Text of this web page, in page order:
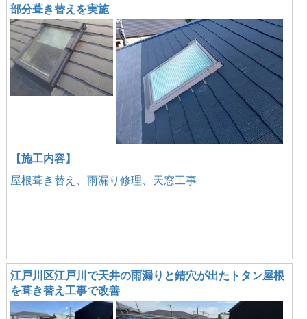
部分葺き替えを実施
【施工内容】
屋根葺き替え、雨漏り修理、天窓工事
江戸川区江戸川で天井の雨漏りと錆穴が出たトタン屋根
を葺き替え工事で改善